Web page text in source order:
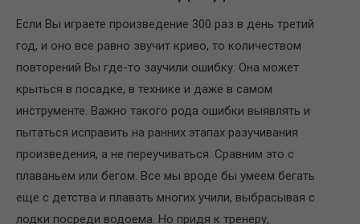
Если Вы играете произведение 300 раз в день третий
год, и оно все равно звучит криво, то количеством
повторений Вы где-то заучили ошибку. Она может
крыться в посадке, в технике и даже в самом
инструменте. Важно такого рода ошибки выявлять и
пытаться исправить на ранних этапах разучивания
произведения, а не переучиваться. Сравним это с
плаваньем или бегом. Все мы вроде бы умеем бегать
еще с детства и плавать многих учили, выбрасывая с
лодки посреди водоема. Но придя к тренеру,